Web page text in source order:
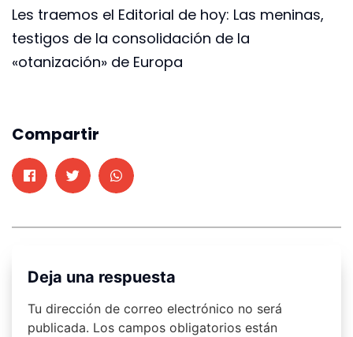
Les traemos el Editorial de hoy: Las meninas,
testigos de la consolidación de la
«otanización» de Europa
Compartir
Deja una respuesta
Tu dirección de correo electrónico no será
publicada. Los campos obligatorios están